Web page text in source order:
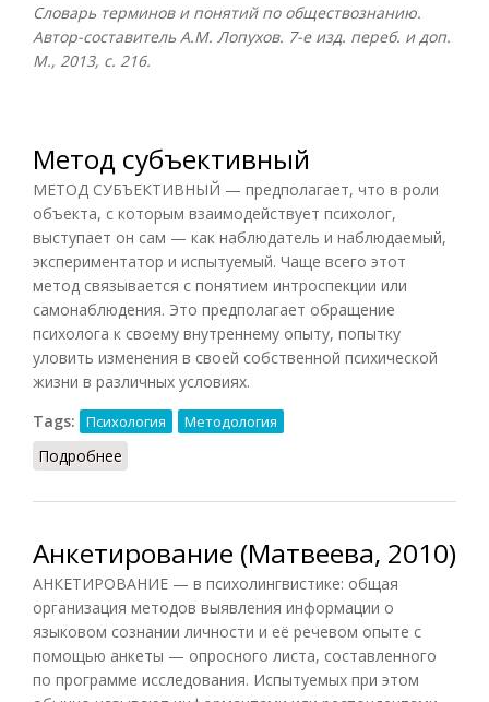
Словарь терминов и понятий по обществознанию.
Автор-составитель А.М. Лопухов. 7-е изд. переб. и доп.
М., 2013, с. 216.
Метод субъективный
МЕТОД СУБЪЕКТИВНЫЙ — предполагает, что в роли
объекта, с которым взаимодействует психолог,
выступает он сам — как наблюдатель и наблюдаемый,
экспериментатор и испытуемый. Чаще всего этот
метод связывается с понятием интроспекции или
самонаблюдения. Это предполагает обращение
психолога к своему внутреннему опыту, попытку
уловить изменения в своей собственной психической
жизни в различных условиях.
Tags:
Психология Методология
Подробнее
Анкетирование (Матвеева, 2010)
АНКЕТИРОВАНИЕ — в психолингвистике: общая
организация методов выявления информации о
языковом сознании личности и её речевом опыте с
помощью анкеты — опросного листа, составленного
по программе исследования. Испытуемых при этом